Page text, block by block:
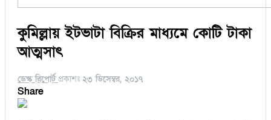
কুমিল্লায় ইটভাটা বিক্রির মাধ্যমে কোটি টাকা
আত্মসাৎ
ডেস্ক রিপোর্ট প্রকাশঃ ২৩ ডিসেম্বর, ২০১৭
Share